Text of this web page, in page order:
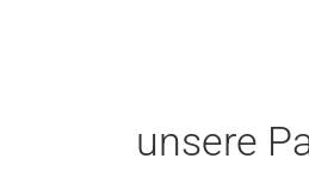
unsere